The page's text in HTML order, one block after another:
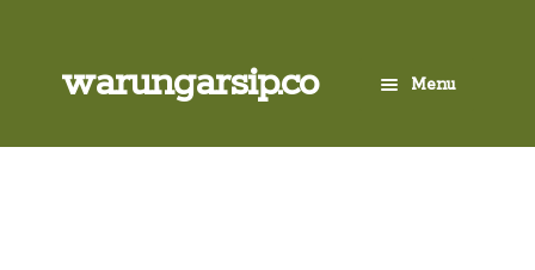
Skip
to
Skip
to
warungarsip.co Menu
Beranda